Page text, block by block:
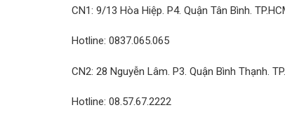
CN1: 9/13 Hòa Hiệp. P4. Quận Tân Bình.
Hotline: 0837.065.065
CN2: 28 Nguyễn Lâm. P3. Quận Bình Thạnh.
Hotline: 08.57.67.2222